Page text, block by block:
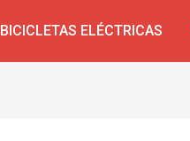
BICICLETAS ELÉCTRICAS